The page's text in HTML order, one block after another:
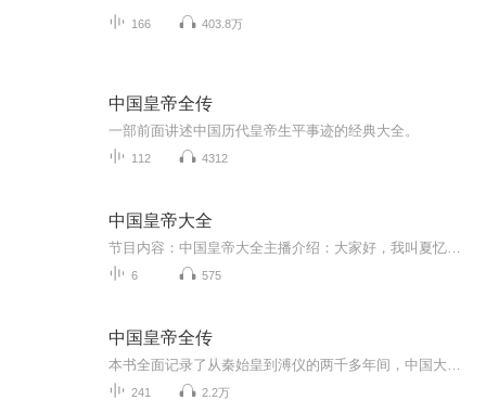
166 403.8万
中国皇帝全传
一部前面讲述中国历代皇帝生平事迹的经典大全。
112 4312
中国皇帝大全
6 575
中国皇帝全传
241 2.2万